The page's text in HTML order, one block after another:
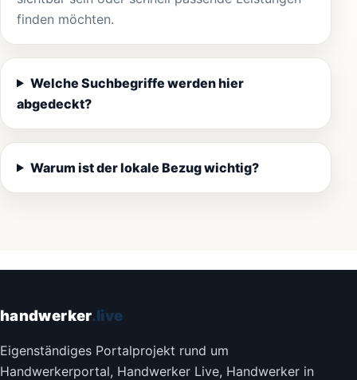
finden möchten.
Welche Suchbegriffe werden hier
abgedeckt?
Warum ist der lokale Bezug wichtig?
handwerker.live
Eigenständiges Portalprojekt rund um
Handwerkerportal, Handwerker Live, Handwerker in